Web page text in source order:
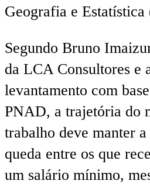
Geografia e
Segundo Bruno
da LCA Consultores e
levantamento com
PNAD, a trajetória do
trabalho deve manter
queda entre os que
um salário mínimo,